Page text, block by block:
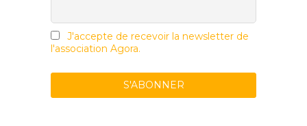
J'accepte de recevoir la newsletter de
l'association Agora.